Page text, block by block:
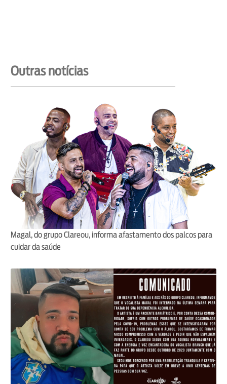
Outras notícias
Magal, do grupo Clareou, informa afastamento dos palcos para
cuidar da saúde